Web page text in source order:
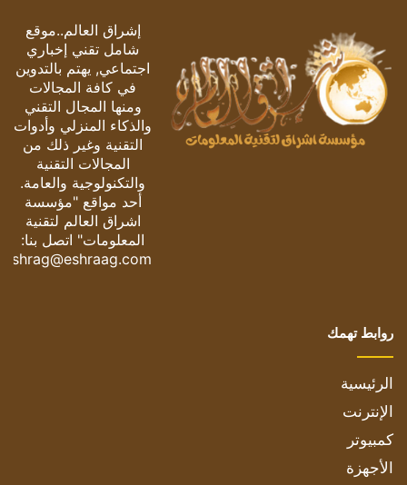
إشراق العالم..موقع
شامل تقني إخباري
اجتماعي, يهتم بالتدوين
في كافة المجالات
ومنها المجال التقني
والذكاء المنزلي وأدوات
التقنية وغير ذلك من
المجالات التقنية
والتكنولوجية والعامة.
أحد مواقع "مؤسسة
اشراق العالم لتقنية
المعلومات" اتصل بنا:
eshrag@eshraag.com
روابط تهمك
الرئيسية
الإنترنت
كمبيوتر
الأجهزة